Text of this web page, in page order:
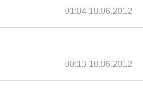
01:04 18.06.2012
00:13 18.06.2012